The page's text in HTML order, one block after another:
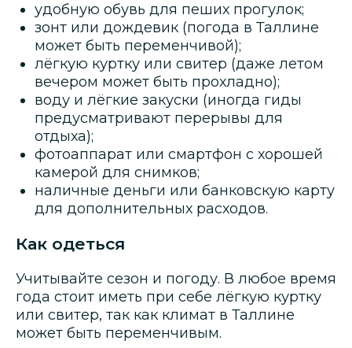
удобную обувь для пеших прогулок;
зонт или дождевик (погода в Таллине
может быть переменчивой);
лёгкую куртку или свитер (даже летом
вечером может быть прохладно);
воду и лёгкие закуски (иногда гиды
предусматривают перерывы для
отдыха);
фотоаппарат или смартфон с хорошей
камерой для снимков;
наличные деньги или банковскую карту
для дополнительных расходов.
Как одеться
Учитывайте сезон и погоду. В любое время
года стоит иметь при себе лёгкую куртку
или свитер, так как климат в Таллине
может быть переменчивым.